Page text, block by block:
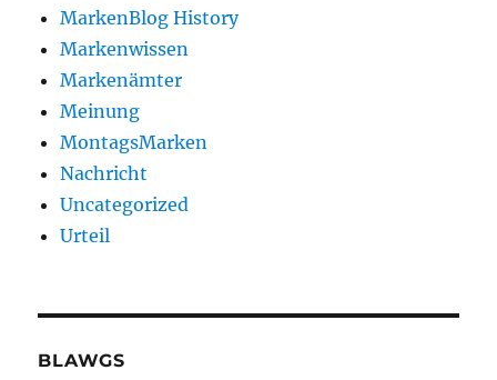
MarkenBlog History
Markenwissen
Markenämter
Meinung
MontagsMarken
Nachricht
Uncategorized
Urteil
BLAWGS